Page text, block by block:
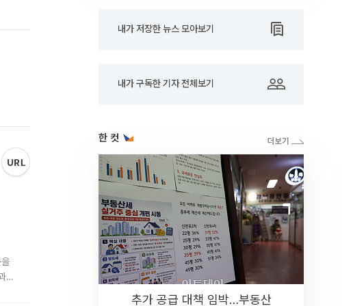
내가 저장한 뉴스 모아보기
내가 구독한 기자 전체보기
한 컷
추가 공급 대책 임박…부동산